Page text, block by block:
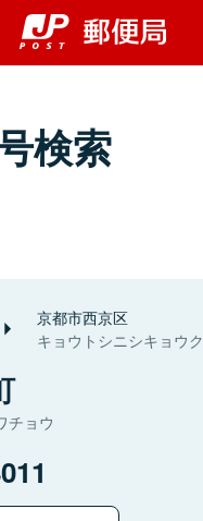
検索
京都市西京区
キョウトシニシキョウク
チョウ